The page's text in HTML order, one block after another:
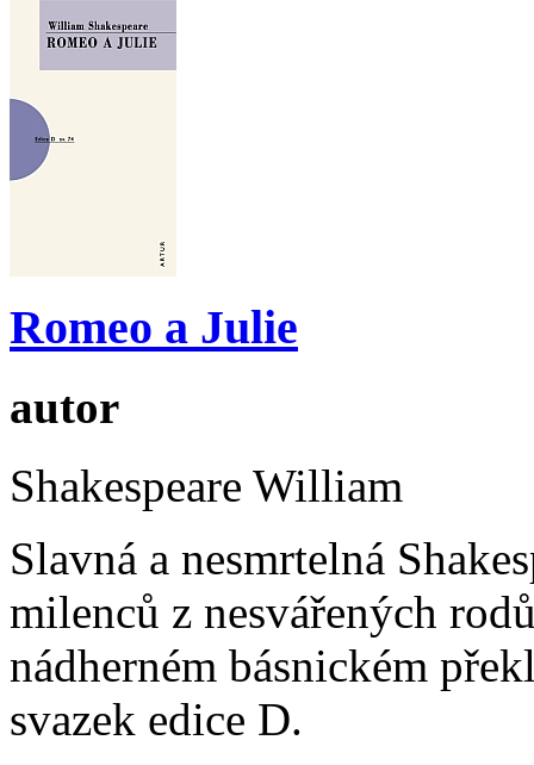
Romeo a Julie
autor
Shakespeare William
Slavná a nesmrtelná
milenců z nesvářených
nádherném básnickém
svazek edice D.